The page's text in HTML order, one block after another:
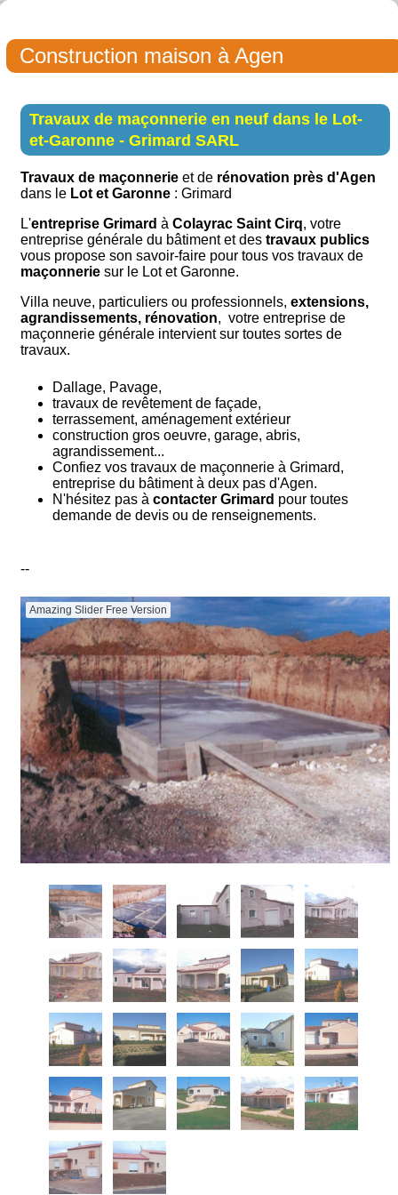
Construction maison à Agen
Travaux de maçonnerie en neuf dans le Lot-
et-Garonne - Grimard SARL
Travaux de maçonnerie et de rénovation près d'Agen
dans le Lot et Garonne : Grimard
L'entreprise Grimard à Colayrac Saint Cirq, votre
entreprise générale du bâtiment et des travaux publics
vous propose son savoir-faire pour tous vos travaux de
maçonnerie sur le Lot et Garonne.
Villa neuve, particuliers ou professionnels, extensions,
agrandissements, rénovation, votre entreprise de
maçonnerie générale intervient sur toutes sortes de
travaux.
Dallage, Pavage,
travaux de revêtement de façade,
terrassement, aménagement extérieur
construction gros oeuvre, garage, abris,
agrandissement...
Confiez vos travaux de maçonnerie à Grimard,
entreprise du bâtiment à deux pas d'Agen.
N'hésitez pas à contacter Grimard pour toutes
demande de devis ou de renseignements.
--
Amazing Slider Free Version